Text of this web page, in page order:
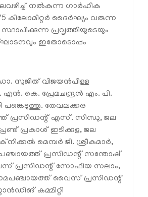
നല്‍കുന്ന ഗാര്‍ഹിക
കിലോമീറ്റര്‍ ദൈര്‍ഘ്യം വരുന്ന
പ്രവൃത്തിയുടെയും
ഇതോടൊപ്പം
സുജിത് വിജയന്‍പിള്ള
കെ. പ്രേമചന്ദ്രന്‍ എം. പി.
പങ്കെടുത്തു. തേവലക്കര
പ്രസിഡന്റ് എസ്. സിന്ധു, ജല
പ്രകാശ് ഇടിക്കുള, ജല
മെമ്പര്‍ ജി. ശ്രീകുമാര്‍,
പ്രസിഡന്റ് സന്തോഷ്
പ്രസിഡന്റ് സോഫിയ സലാം,
വൈസ് പ്രസിഡന്റ്
കമ്മിറ്റി